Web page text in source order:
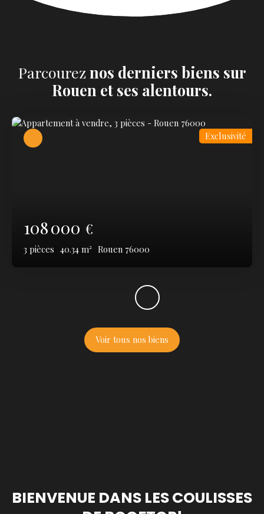
Parcoureznos derniers biens sur
Rouen et ses alentours.
108 000 €
3 pièces 40.34 m² Rouen 76000
Exclusivité
Voir tous nos biens
BIENVENUE DANS LES COULISSES